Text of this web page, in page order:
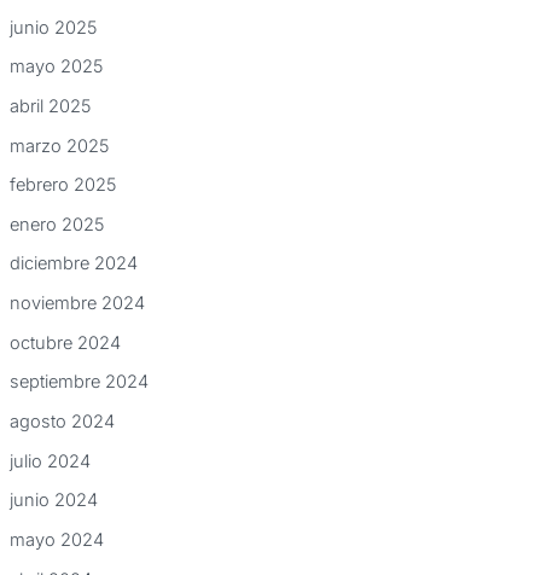
junio 2025
mayo 2025
abril 2025
marzo 2025
febrero 2025
enero 2025
diciembre 2024
noviembre 2024
octubre 2024
septiembre 2024
agosto 2024
julio 2024
junio 2024
mayo 2024